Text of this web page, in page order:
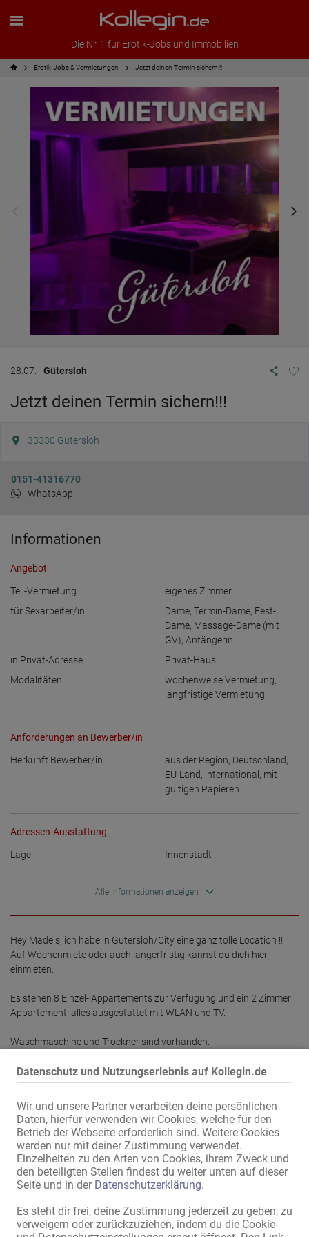
Datenschutz und Nutzungserlebnis auf Kollegin.de
Wir und unsere Partner verarbeiten deine persönlichen
Daten, hierfür verwenden wir Cookies, welche für den
Betrieb der Webseite erforderlich sind. Weitere Cookies
werden nur mit deiner Zustimmung verwendet.
Einzelheiten zu den Arten von Cookies, ihrem Zweck und
den beteiligten Stellen findest du weiter unten auf dieser
Seite und in der Datenschutzerklärung.
Es steht dir frei, deine Zustimmung jederzeit zu geben, zu
verweigern oder zurückzuziehen, indem du die Cookie-
Die Nr. 1 für Erotik-Jobs und Immobilien
Erotik-Jobs & Vermietungen Jetzt deinen Termin sichern!!!
28.07. Gütersloh
Jetzt deinen Termin sichern!!!
33330 Gütersloh
0151-41316770
WhatsApp
Informationen
Angebot
Teil-Vermietung:
eigenes Zimmer
für Sexarbeiter/in:
Dame, Termin-Dame, Fest-
Dame, Massage-Dame (mit
GV), Anfängerin
in Privat-Adresse:
Privat-Haus
Modalitäten:
wochenweise Vermietung,
langfristige Vermietung
Anforderungen an Bewerber/in
Herkunft Bewerber/in: aus der Region, Deutschland,
EU-Land, international, mit
gültigen Papieren
Adressen-Ausstattung
Lage: Innenstadt
Alle Informationen anzeigen
Hey Mädels, ich habe in Gütersloh/City eine ganz tolle Location !!
Auf Wochenmiete oder auch längerfristig kannst du dich hier
einmieten.
Es stehen 8 Einzel- Appartements zur Verfügung und ein 2 Zimmer
Appartement, alles ausgestattet mit WLAN und TV.
Waschmaschine und Trockner sind vorhanden.
Wir vermieten auch in Paderborn:
Das Haus in Paderborn bietet Arbeitsmöglichkeiten auf 2 Etagen, es
sind 5 Arbeitszimmer vorhanden, alle Zimmer sind mit WLAN und TV
Mehr lesen